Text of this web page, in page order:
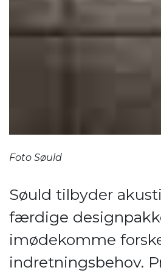
Foto Søuld
Søuld tilbyder
færdige
imødekomme
indretningsbehov.